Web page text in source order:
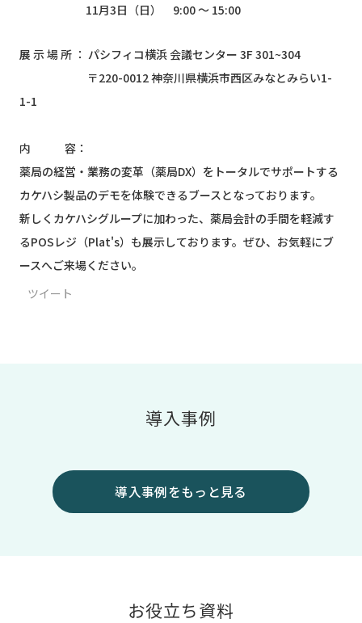
11月3日（日） 9:00 ～ 15:00
展 示 場 所 ： パシフィコ横浜 会議センター 3F 301~304
〒220-0012 神奈川県横浜市西区みなとみらい1-
1-1
内 容：
薬局の経営・業務の変革（薬局DX）をトータルでサポートする
カケハシ製品のデモを体験できるブースとなっております。
新しくカケハシグループに加わった、薬局会計の手間を軽減す
るPOSレジ（Plat's）も展示しております。ぜひ、お気軽にブ
ースへご来場ください。
ツイート
導入事例
導入事例をもっと見る
お役立ち資料